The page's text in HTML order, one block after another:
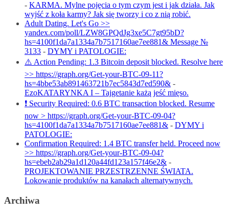
- KARMA. Mylne pojęcia o tym czym jest i jak działa. Jak
wyjść z koła karmy? Jak się tworzy i co z nią robić.
Adult Dating. Let's Go >>
yandex.com/poll/LZW8GPQdJg3xe5C7gt95bD?
hs=4100f1da7a1334a7b7517160ae7ee881& Message №
3133 - DYMY i PATOLOGIE:
⚠️ Action Pending: 1.3 Bitcoin deposit blocked. Resolve here
>> https://graph.org/Get-your-BTC-09-11?
hs=4bbe53ab891463721b7ec5843d7ed590& -
EzoKATARYNKA I – Tajgetanie każą jeść mięso.
❗ Security Required: 0.6 BTC transaction blocked. Resume
now > https://graph.org/Get-your-BTC-09-04?
hs=4100f1da7a1334a7b7517160ae7ee881& - DYMY i
PATOLOGIE:
Confirmation Required: 1.4 BTC transfer held. Proceed now
>> https://graph.org/Get-your-BTC-09-04?
hs=ebeb2ab29a1d120a44fd123a157f46e2& -
PROJEKTOWANIE PRZESTRZENNE ŚWIATA.
Lokowanie produktów na kanałach alternatywnych.
Archiwa